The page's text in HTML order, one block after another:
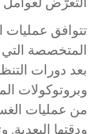
تتوافق عمليات
المتخصصة
بعد دورات
وبروتوكولات
من عمليات
ودقتها